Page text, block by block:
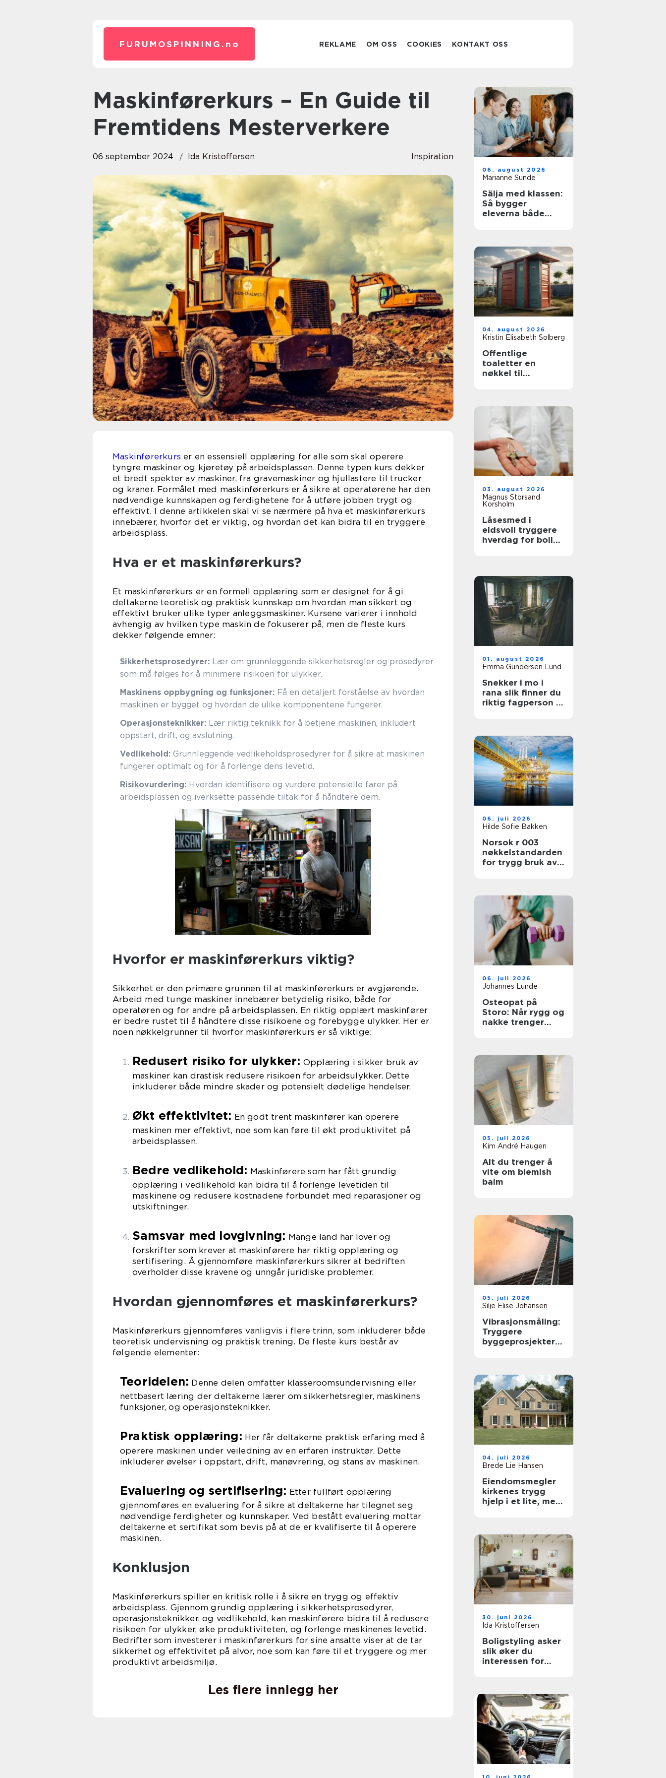
FURUMOSPINNING. no REKLAME OM OSS COOKIES KONTAKT OSS
Maskinførerkurs – En Guide til
Fremtidens Mesterverkere
06 september 2024 Ida Kristoffersen Inspiration
Maskinførerkurs er en essensiell opplæring for alle som skal operere
tyngre maskiner og kjøretøy på arbeidsplassen. Denne typen kurs dekker
et bredt spekter av maskiner, fra gravemaskiner og hjullastere til trucker
og kraner. Formålet med maskinførerkurs er å sikre at operatørene har den
nødvendige kunnskapen og ferdighetene for å utføre jobben trygt og
effektivt. I denne artikkelen skal vi se nærmere på hva et maskinførerkurs
innebærer, hvorfor det er viktig, og hvordan det kan bidra til en tryggere
arbeidsplass.
Hva er et maskinførerkurs?
Et maskinførerkurs er en formell opplæring som er designet for å gi
deltakerne teoretisk og praktisk kunnskap om hvordan man sikkert og
effektivt bruker ulike typer anleggsmaskiner. Kursene varierer i innhold
avhengig av hvilken type maskin de fokuserer på, men de fleste kurs
dekker følgende emner:
Sikkerhetsprosedyrer: Lær om grunnleggende sikkerhetsregler og prosedyrer
som må følges for å minimere risikoen for ulykker.
Maskinens oppbygning og funksjoner: Få en detaljert forståelse av hvordan
maskinen er bygget og hvordan de ulike komponentene fungerer.
Operasjonsteknikker: Lær riktig teknikk for å betjene maskinen, inkludert
oppstart, drift, og avslutning.
Vedlikehold: Grunnleggende vedlikeholdsprosedyrer for å sikre at maskinen
fungerer optimalt og for å forlenge dens levetid.
Risikovurdering: Hvordan identifisere og vurdere potensielle farer på
arbeidsplassen og iverksette passende tiltak for å håndtere dem.
Hvorfor er maskinførerkurs viktig?
Sikkerhet er den primære grunnen til at maskinførerkurs er avgjørende.
Arbeid med tunge maskiner innebærer betydelig risiko, både for
operatøren og for andre på arbeidsplassen. En riktig opplært maskinfører
er bedre rustet til å håndtere disse risikoene og forebygge ulykker. Her er
noen nøkkelgrunner til hvorfor maskinførerkurs er så viktige:
Redusert risiko for ulykker: Opplæring i sikker bruk av
maskiner kan drastisk redusere risikoen for arbeidsulykker. Dette
inkluderer både mindre skader og potensielt dødelige hendelser.
Økt effektivitet: En godt trent maskinfører kan operere
maskinen mer effektivt, noe som kan føre til økt produktivitet på
arbeidsplassen.
Bedre vedlikehold: Maskinførere som har fått grundig
opplæring i vedlikehold kan bidra til å forlenge levetiden til
maskinene og redusere kostnadene forbundet med reparasjoner og
utskiftninger.
Samsvar med lovgivning: Mange land har lover og
forskrifter som krever at maskinførere har riktig opplæring og
sertifisering. Å gjennomføre maskinførerkurs sikrer at bedriften
overholder disse kravene og unngår juridiske problemer.
Hvordan gjennomføres et maskinførerkurs?
Maskinførerkurs gjennomføres vanligvis i flere trinn, som inkluderer både
teoretisk undervisning og praktisk trening. De fleste kurs består av
følgende elementer:
Teoridelen: Denne delen omfatter klasseroomsundervisning eller
nettbasert læring der deltakerne lærer om sikkerhetsregler, maskinens
funksjoner, og operasjonsteknikker.
Praktisk opplæring: Her får deltakerne praktisk erfaring med å
operere maskinen under veiledning av en erfaren instruktør. Dette
inkluderer øvelser i oppstart, drift, manøvrering, og stans av maskinen.
Evaluering og sertifisering: Etter fullført opplæring
gjennomføres en evaluering for å sikre at deltakerne har tilegnet seg
nødvendige ferdigheter og kunnskaper. Ved bestått evaluering mottar
deltakerne et sertifikat som bevis på at de er kvalifiserte til å operere
maskinen.
Konklusjon
Maskinførerkurs spiller en kritisk rolle i å sikre en trygg og effektiv
arbeidsplass. Gjennom grundig opplæring i sikkerhetsprosedyrer,
operasjonsteknikker, og vedlikehold, kan maskinførere bidra til å redusere
risikoen for ulykker, øke produktiviteten, og forlenge maskinenes levetid.
Bedrifter som investerer i maskinførerkurs for sine ansatte viser at de tar
sikkerhet og effektivitet på alvor, noe som kan føre til et tryggere og mer
produktivt arbeidsmiljø.
Les flere innlegg her
06. august 2026
Marianne Sunde
Sälja med klassen:
Så bygger
eleverna både
04. august 2026
Kristin Elisabeth Solberg
Offentlige
toaletter en
nøkkel til
03. august 2026
Magnus Storsand
Korsholm
Låsesmed i
eidsvoll tryggere
hverdag for bolig
01. august 2026
Emma Gundersen Lund
Snekker i mo i
rana slik finner du
riktig fagperson til
06. juli 2026
Hilde Sofie Bakken
Norsok r 003
nøkkelstandarden
for trygg bruk av
06. juli 2026
Johannes Lunde
Osteopat på
Storo: Når rygg og
nakke trenger
05. juli 2026
Kim André Haugen
Alt du trenger å
vite om blemish
balm
05. juli 2026
Silje Elise Johansen
Vibrasjonsmåling:
Tryggere
byggeprosjekter
04. juli 2026
Brede Lie Hansen
Eiendomsmegler
kirkenes trygg
hjelp i et lite, men
30. juni 2026
Ida Kristoffersen
Boligstyling asker
slik øker du
interessen for